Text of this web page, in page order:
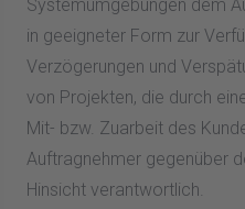
Systemumgebungen dem
in geeigneter Form zur
Verzögerungen und
von Projekten, die durch
Mit- bzw. Zuarbeit des
Auftragnehmer gegenüber
Hinsicht verantwortlich.